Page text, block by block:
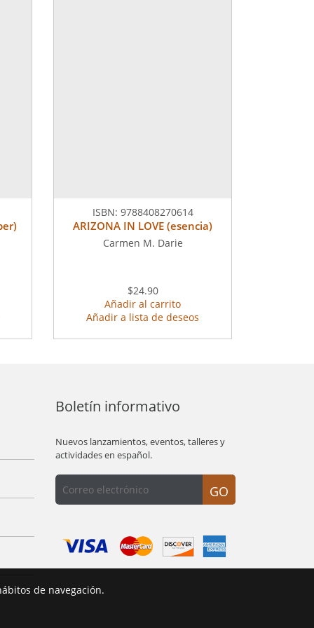
ISBN: 9788408270614
ARIZONA IN LOVE (esencia)
Carmen M. Darie
$24.90
Añadir al carrito
Añadir a lista de deseos
Boletín informativo
Nuevos lanzamientos, eventos, talleres y
actividades en español.
GO
de navegación.